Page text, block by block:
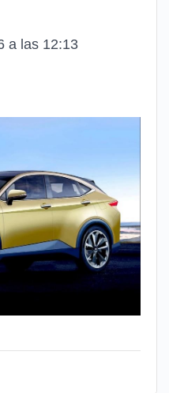
a las 12:13